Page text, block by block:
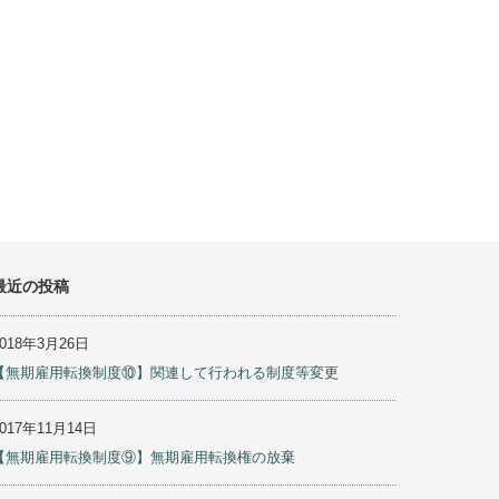
近の投稿
年3月26日
無期雇用転換制度⑩】関連して行われる制度等変更
年11月14日
無期雇用転換制度⑨】無期雇用転換権の放棄